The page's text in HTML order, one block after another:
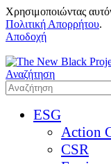
Χρησιμοποιώντας
Πολιτική Απορρήτου.
Αποδοχή
Αναζήτηση
ESG
Action
CSR